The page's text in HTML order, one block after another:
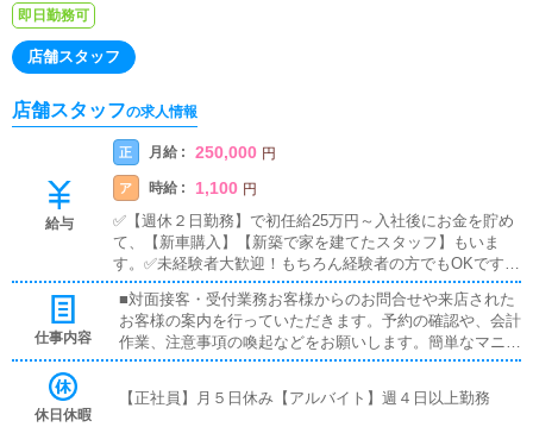
即日勤務可
店舗スタッフ
店舗スタッフの求人情報
給与
正 月給 : 250,000 円
ア 時給 : 1,100 円
✅【週休２日勤務】で初任給25万円～入社後にお金を貯め
て、【新車購入】【新築で家を建てたスタッフ】もいま
す。✅未経験者大歓迎！もちろん経験者の方でもOKです。
✅有給休暇制度あり！家庭がある方や、プライベート重視
の方も安心の就業制度です《店舗スタッフ》(未経験者様大
歓迎)[社]：月給25万円～(経験は考慮他未経験者は３ヶ月の
試用期間あり)[ア]：時給1,100円～（試用期間あり）■試用
仕事内容
■対面接客・受付業務お客様からのお問合せや来店された
お客様の案内を行っていただきます。予約の確認や、会計
作業、注意事項の喚起などをお願いします。簡単なマニュ
アルや、先輩スタッフに付いて業務内容を見ながら徐々に
す。■PC更新業務ヘブンネットなど、ポータルサイト等の
休日休暇
【正社員】月５日休み【アルバイト】週４日以上勤務